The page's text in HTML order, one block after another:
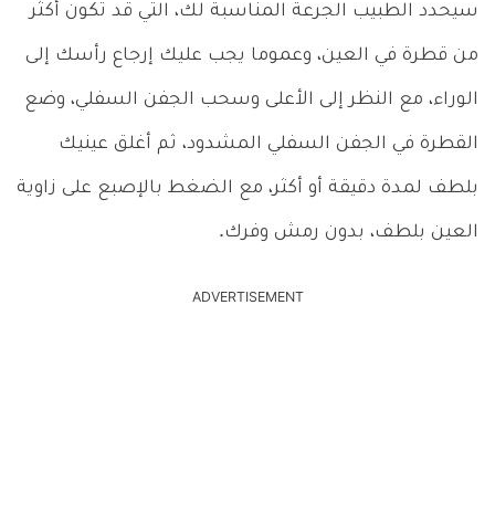
سيحدد الطبيب الجرعة المناسبة لك، التي قد تكون أكثر
من قطرة في العين، وعموما يجب عليك إرجاع رأسك إلى
الوراء، مع النظر إلى الأعلى وسحب الجفن السفلي، وضع
القطرة في الجفن السفلي المشدود، ثم أغلق عينيك
بلطف لمدة دقيقة أو أكثر، مع الضغط بالإصبع على زاوية
العين بلطف، بدون رمش وفرك.
ADVERTISEMENT